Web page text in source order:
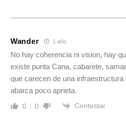
Wander 1 año
No hay coherencia ni vision, hay
existe punta Cana, cabarete,
que carecen de una
abarca poco aprieta.
0 0 Contestar